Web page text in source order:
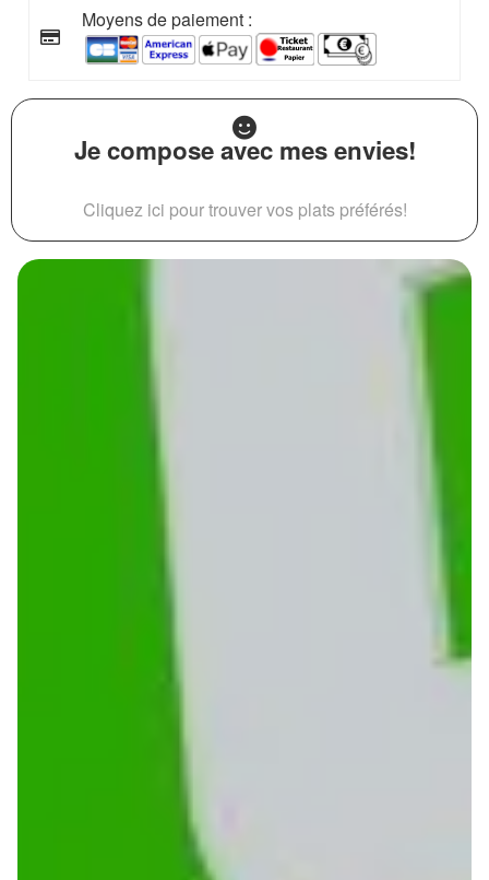
Moyens de paiement :
Je compose avec mes envies!
Cliquez ici pour trouver vos plats préférés!